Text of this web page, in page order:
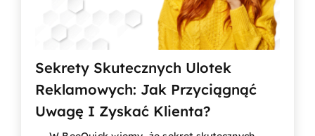
Sekrety Skutecznych Ulotek
Reklamowych: Jak Przyciągnąć
Uwagę I Zyskać Klienta?